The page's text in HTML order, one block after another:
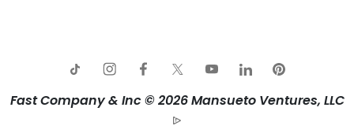
Fast Company & Inc © 2026 Mansueto Ventures, LLC